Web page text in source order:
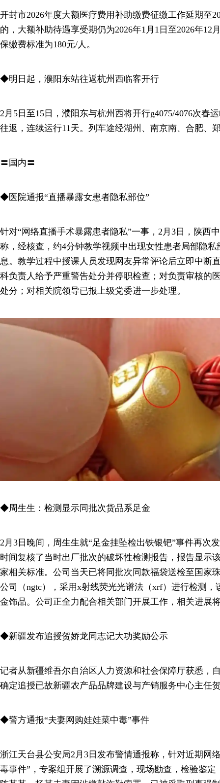
开封市2026年度大额医疗费用补助缴费征缴工作延期至
的，大额补助待遇享受期仍为2026年1月1日至2026年12
保缴费标准为180元/人。
◆明日起，濮阳东站往返杭州西临客开行
2月5日至15日，濮阳东与杭州西将开行g4075/4076次春
往返，连续运行11天。列车途经湖州、南京南、合肥、
〓国内〓
◆医院通报“直播暴露女患者隐私部位”
针对“网络直播手术暴露患者隐私”一事，2月3日，陕西
称，经核查，约4分钟教学视频中出现女性患者局部隐
息。教学过程中授课人员发现网友异常评论后立即中断
科负责人给予严重警告处分并停职检查；对负责审核的
处分；对相关院领导已报上级党委进一步处理。
◆周生生：检测显示同批次货品系足金
2月3日晚间，周生生就“足金挂坠检出铁银钯”事件再次
时间复核了当时出厂批次的破坏性检测报告，报告显示
家相关标准。公司当天已将同批次同款福袋送检至国家
公司（ngtc），采用x射线荧光光谱法（xrf）进行检测
金饰品。公司正全力配合相关部门开展工作，相关进展
◆新疆发布追授贺娇龙同志记大功奖励公示
记者从新疆维吾尔自治区人力资源和社会保障厅获悉，
确定追授已故新疆农产品品牌建设与产销服务中心主任
◆警方通报“夫妻网购娃娃菜中毒”事件
浙江天台县公安局2月3日发布警情通报称，针对近期网
毒事件”，专案组开展了溯源调查，现场勘查，检验鉴